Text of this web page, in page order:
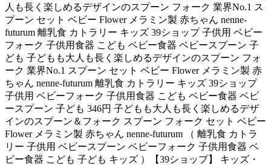
人も長く楽しめるデザインのスプーン フォーク 業界No.1 ス
プーン セット ベビー Flower メラミン製 赤ちゃん nenne-
futurum 離乳食 カトラリー キッズ 39ショップ 子供用 ベビー
フォーク 子供用食器 こども ベビー食器 ベビースプーン 子
ども 子どもも大人も長く楽しめるデザインのスプーン フォ
ーク 業界No.1 スプーン セット ベビー Flower メラミン製 赤
ちゃん nenne-futurum 離乳食 カトラリー キッズ 39ショップ
子供用 ベビーフォーク 子供用食器 こども ベビー食器 ベビ
ースプーン 子ども 346円 子どもも大人も長く楽しめるデザ
インのスプーン＆フォーク スプーン フォーク セット ベビー
Flower メラミン製 赤ちゃん nenne-futurum （ 離乳食 カトラ
リー 子供用 ベビースプーン ベビーフォーク 子供用食器 ベ
ビー食器 こども 子ども キッズ ）【39ショップ】 キッズ・